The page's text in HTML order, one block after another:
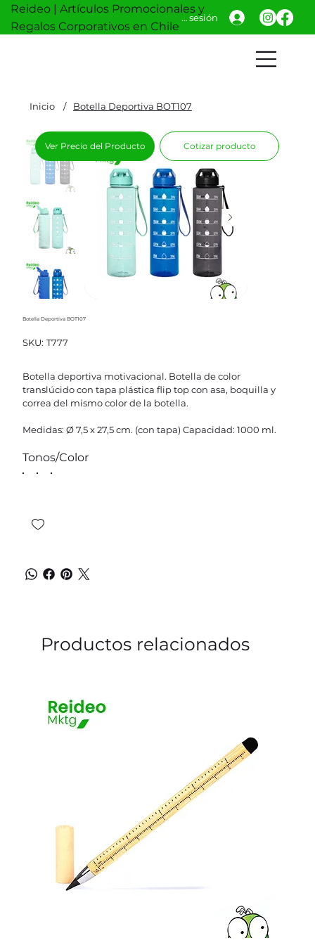
Reideo | Artículos Promocionales y
Regalos Corporativos en Chile
Iniciar sesión
Inicio / Botella Deportiva BOT107
Botella Deportiva BOT107
SKU: SKU
T777
T777
Botella deportiva motivacional. Botella de color
translúcido con tapa plástica flip top con asa, boquilla y
correa del mismo color de la botella.
Medidas: Ø 7,5 x 27,5 cm. (con tapa) Capacidad: 1000 ml.
Tonos/Color
Ver Precio del Producto Cotizar producto
Productos relacionados